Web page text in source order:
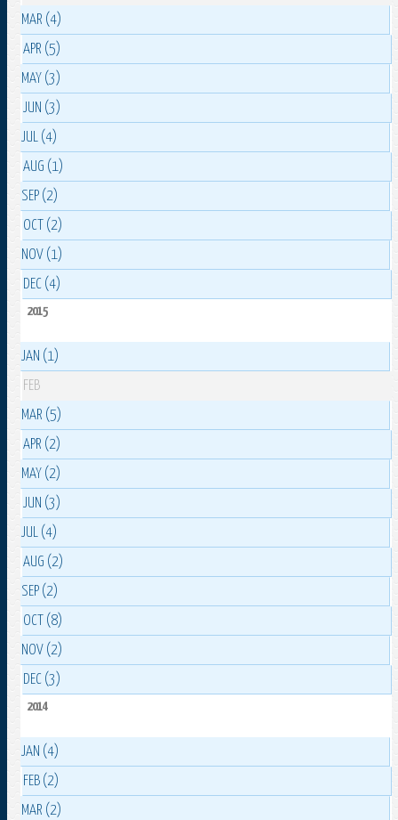
MAR (4)
APR (5)
MAY (3)
JUN (3)
JUL (4)
AUG (1)
SEP (2)
OCT (2)
NOV (1)
DEC (4)
2015
JAN (1)
FEB
MAR (5)
APR (2)
MAY (2)
JUN (3)
JUL (4)
AUG (2)
SEP (2)
OCT (8)
NOV (2)
DEC (3)
2014
JAN (4)
FEB (2)
MAR (2)